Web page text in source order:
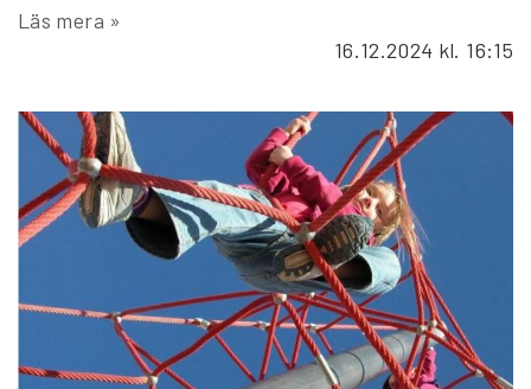
Läs mera »
16.12.2024 kl. 16:15